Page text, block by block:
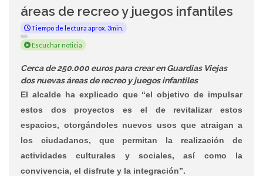
áreas de recreo y juegos infantiles
Tiempo de lectura aprox. 3min.
Escuchar noticia
Cerca de 250.000 euros para crear en Guardias Viejas
dos nuevas áreas de recreo y juegos infantiles
El alcalde ha explicado que “el objetivo de impulsar
estos dos proyectos es el de revitalizar estos
espacios, otorgándoles nuevos usos que atraigan a
los ciudadanos, que permitan la realización de
actividades culturales y sociales, así como la
convivencia, el disfrute y la integración”.